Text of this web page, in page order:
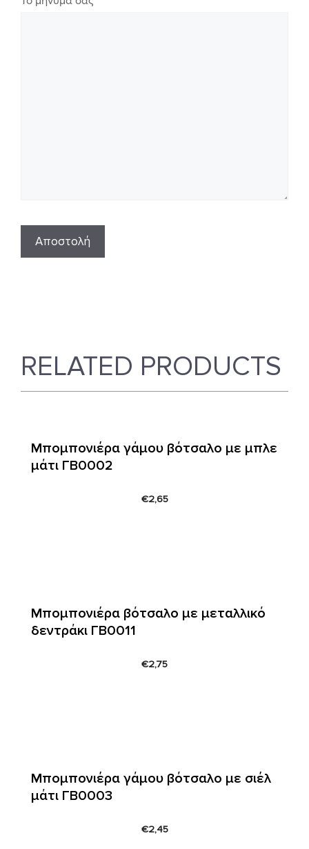
RELATED PRODUCTS
Μπομπονιέρα γάμου βότσαλο με μπλε
μάτι ΓΒ0002
€2,65
Μπομπονιέρα βότσαλο με μεταλλικό
δεντράκι ΓΒ0011
€2,75
Μπομπονιέρα γάμου βότσαλο με σιέλ
μάτι ΓΒ0003
€2,45